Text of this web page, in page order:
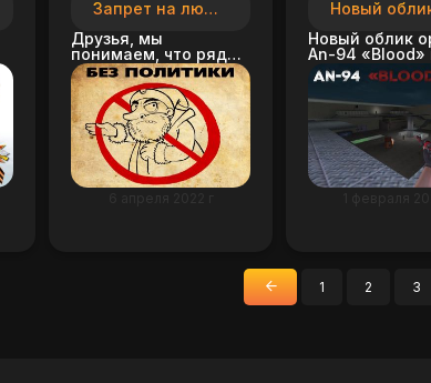
Запрет на любые политические обсуждения
Друзья, мы
понимаем, что ряд
игроков хочет
обсуждать между
собой политику...
Новый облик
An-94 «Blood»
сервере
сдаются.
« 1 2 3